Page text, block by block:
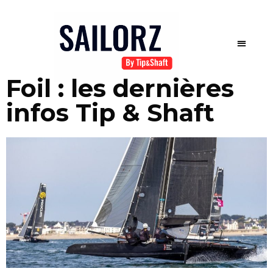
Foil : les dernières
infos Tip & Shaft